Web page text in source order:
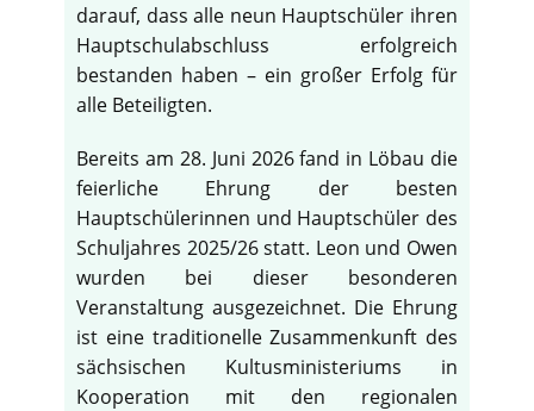
darauf, dass alle neun Hauptschüler ihren
Hauptschulabschluss erfolgreich
bestanden haben – ein großer Erfolg für
alle Beteiligten.
Bereits am 28. Juni 2026 fand in Löbau die
feierliche Ehrung der besten
Hauptschülerinnen und Hauptschüler des
Schuljahres 2025/26 statt. Leon und Owen
wurden bei dieser besonderen
Veranstaltung ausgezeichnet. Die Ehrung
ist eine traditionelle Zusammenkunft des
sächsischen Kultusministeriums in
Kooperation mit den regionalen